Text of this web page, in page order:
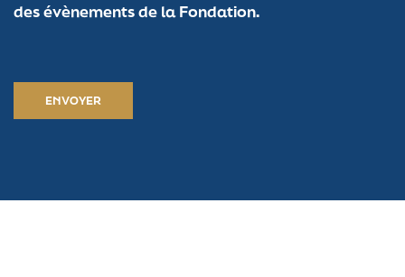
des évènements de la Fondation.